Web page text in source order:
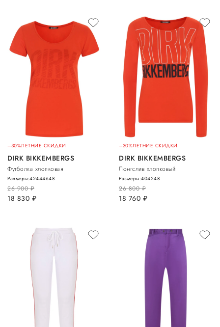
–30%ЛЕТНИЕ СКИДКИ
DIRK BIKKEMBERGS
Футболка хлопковая
26 900руб.
18 830 руб.
Размеры:42444648
–30%ЛЕТНИЕ СКИДКИ
DIRK BIKKEMBERGS
Лонгслив хлопковый
26 800руб.
18 760 руб.
Размеры:404248